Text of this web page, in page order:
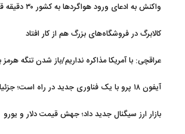
واکنش به ادعای
کالابرگ در فروشگاه‌های بزرگ هم از کار افتاد
عراقچی: با آمریکا مذاکره نداریم/باز شدن تنگه
آیفون ۱۸ پرو با یک فناوری جدید در راه است؛
بازار ارز سیگنال جدید داد؛ جهش قیمت دلار و یورو